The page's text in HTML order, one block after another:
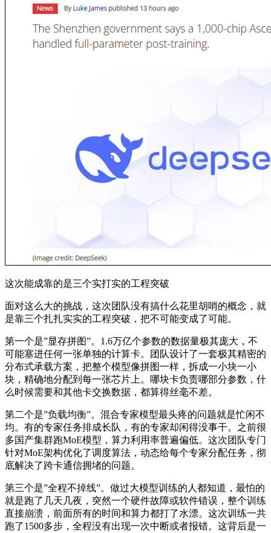
这次能成靠的是三个实打实的工程突破
面对这么大的挑战，这次团队没有搞什么花里胡哨的概念，就
是靠三个扎扎实实的工程突破，把不可能变成了可能。
第一个是”显存拼图”。1.6万亿个参数的数据量极其庞大，不
可能塞进任何一张单独的计算卡。团队设计了一套极其精密的
分布式承载方案，把整个模型像拼图一样，拆成一小块一小
块，精确地分配到每一张芯片上。哪块卡负责哪部分参数，什
么时候需要和其他卡交换数据，都算得丝毫不差。
第二个是”负载均衡”。混合专家模型最头疼的问题就是忙闲不
均。有的专家任务排成长队，有的专家却闲得没事干。之前很
多国产集群跑MoE模型，算力利用率普遍偏低。这次团队专门
针对MoE架构优化了调度算法，动态给每个专家分配任务，彻
底解决了跨卡通信拥堵的问题。
第三个是”全程不掉线”。做过大模型训练的人都知道，最怕的
就是跑了几天几夜，突然一个硬件故障或软件错误，整个训练
直接崩溃，前面所有的时间和算力都打了水漂。这次训练一共
跑了1500多步，全程没有出现一次中断或者报错。这背后是一